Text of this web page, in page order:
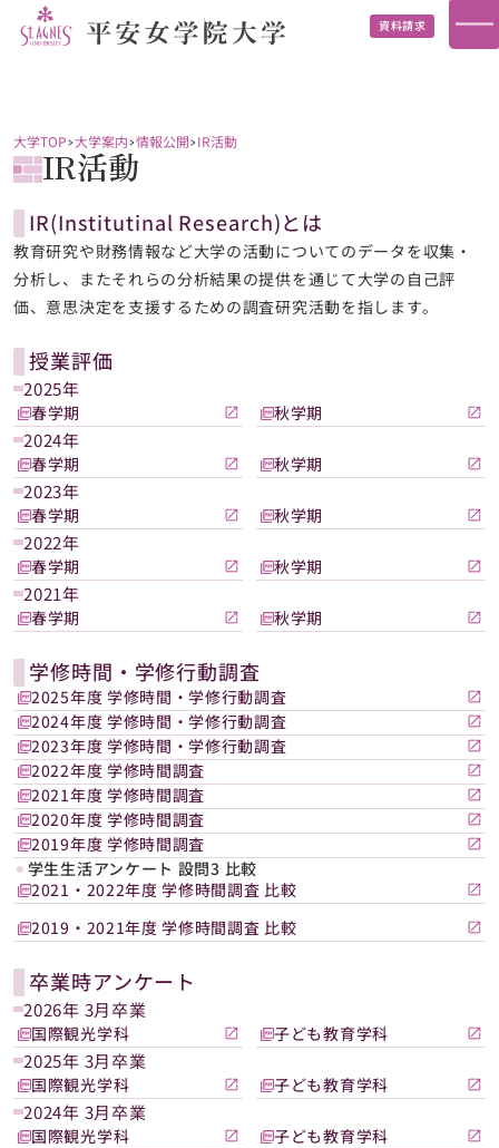
資料請求
大学TOP 大学案内 情報公開 IR活動
IR活動
IR(Institutinal Research)とは
教育研究や財務情報など大学の活動についてのデータを収集・
分析し、またそれらの分析結果の提供を通じて大学の自己評
価、意思決定を支援するための調査研究活動を指します。
授業評価
2025年
春学期 秋学期
2024年
春学期 秋学期
2023年
春学期 秋学期
2022年
春学期 秋学期
2021年
春学期 秋学期
学修時間・学修行動調査
2025年度 学修時間・学修行動調査
2024年度 学修時間・学修行動調査
2023年度 学修時間・学修行動調査
2022年度 学修時間調査
2021年度 学修時間調査
2020年度 学修時間調査
2019年度 学修時間調査
⚫︎ 学生生活アンケート 設問3 比較
2021・2022年度 学修時間調査 比較
2019・2021年度 学修時間調査 比較
卒業時アンケート
2026年 3月卒業
国際観光学科 子ども教育学科
2025年 3月卒業
国際観光学科 子ども教育学科
2024年 3月卒業
国際観光学科 子ども教育学科